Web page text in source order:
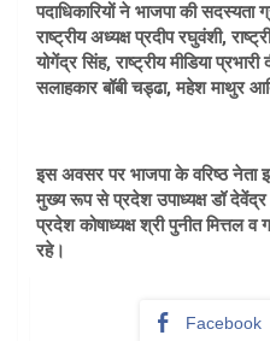
पदाधिकारियों ने भाजपा की
राष्ट्रीय अध्यक्ष प्रदीप रघुवंशी,
योगेंद्र सिंह, राष्ट्रीय मीडिया प्रभारी
सलाहकार बॉबी चड्ढा, महेश माथुर
इस अवसर पर भाजपा के वरिष्ठ नेता
मुख्य रूप से प्रदेश उपाध्यक्ष डॉ
प्रदेश कोषाध्यक्ष श्री पुनीत मित्तल व
रहे।
Facebook